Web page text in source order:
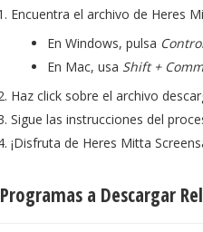
Encuentra el archivo de Heres
En Windows, pulsa
En Mac, usa Shift +
Haz click sobre el archivo
Sigue las instrucciones del
¡Disfruta de Heres Mitta
Programas a Descargar